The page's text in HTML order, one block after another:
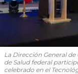
La Dirección General
de Salud federal
celebrado en el